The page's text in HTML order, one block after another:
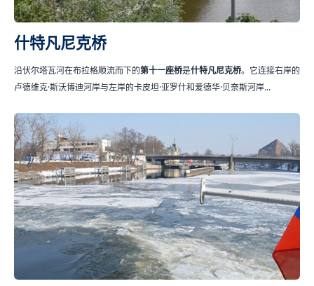
什特凡尼克桥
沿伏尔塔瓦河在布拉格顺流而下的第十一座桥是什特凡尼克桥。它连接右岸的
卢德维克·斯沃博迪河岸与左岸的卡皮坦·亚罗什和爱德华·贝奈斯河岸...